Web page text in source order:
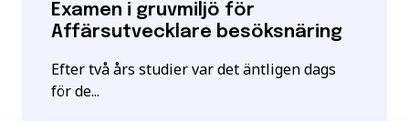
Examen i gruvmiljö för
Affärsutvecklare besöksnäring
Efter två års studier var det äntligen dags
för de...